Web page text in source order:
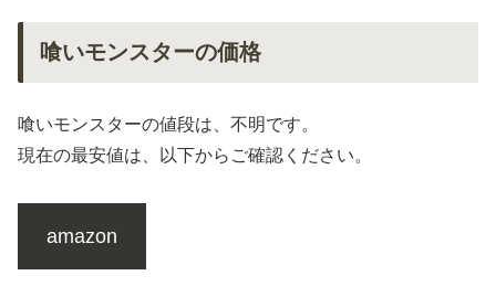
喰いモンスターの価格
喰いモンスターの値段は、不明です。
現在の最安値は、以下からご確認ください。
amazon